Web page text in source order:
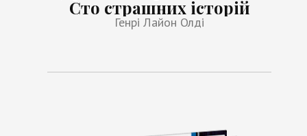
Сто страшних історій
Генрі Лайон Олді